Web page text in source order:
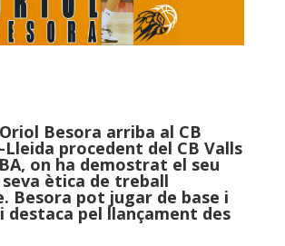
Besora arriba al CB
Lleida procedent del CB Valls
, on ha demostrat el seu
ètica de treball
Besora pot jugar de base i
destaca pel llançament des